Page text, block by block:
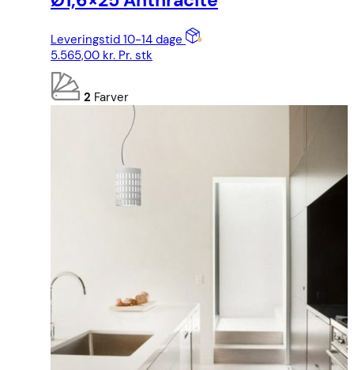
Leveringstid 10-14 dage
5.565,00 kr. Pr. stk
2 Farver